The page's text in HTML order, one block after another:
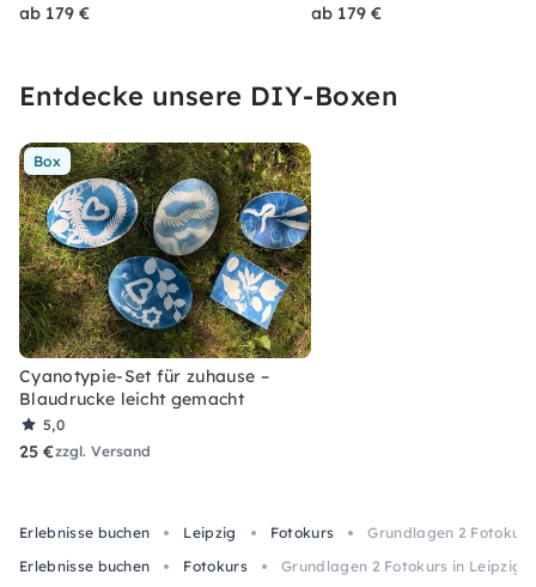
ab 179 € ab 179 €
Entdecke unsere DIY-Boxen
Box
Cyanotypie-Set für zuhause –
Blaudrucke leicht gemacht
5,0
25 €zzgl. Versand
Erlebnisse buchen Leipzig Fotokurs
Grundlagen 2
Erlebnisse buchen
Fotokurs Grundlagen 2 Fotokurs in Leipzig: